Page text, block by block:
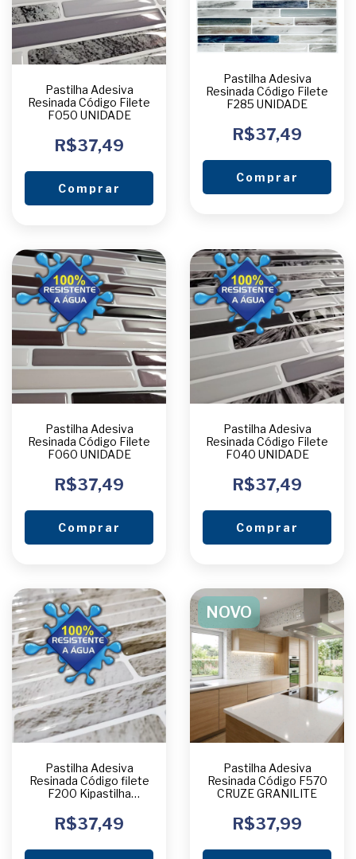
Pastilha Adesiva
Resinada Código Filete
F050 UNIDADE
R$37,49
Comprar
Pastilha Adesiva
Resinada Código Filete
F285 UNIDADE
R$37,49
Comprar
Pastilha Adesiva
Resinada Código Filete
F060 UNIDADE
R$37,49
Comprar
Pastilha Adesiva
Resinada Código Filete
F040 UNIDADE
R$37,49
Comprar
Pastilha Adesiva
Resinada Código filete
F200 Kipastilha
R$37,49
NOVO
Pastilha Adesiva
Resinada Código F570
CRUZE GRANILITE
R$37,99